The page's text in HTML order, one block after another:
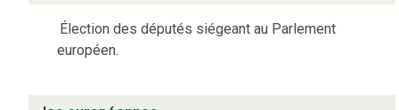
Élection des députés siégeant au Parlement
européen.